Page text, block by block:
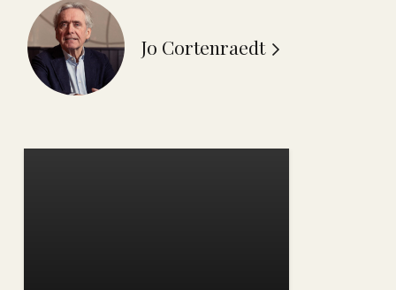
Jo Cortenraedt